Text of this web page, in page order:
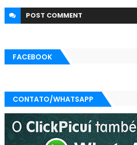
POST COMMENT
FACEBOOK
CONTATO/WHATSAPP